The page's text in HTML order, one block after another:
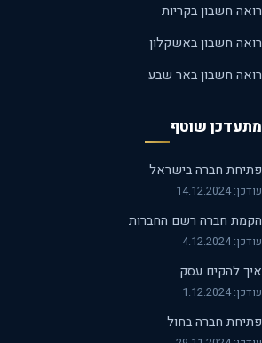
חשבון בקריות
חשבון באשקלון
חשבון באר שבע
שוטף
חברה בישראל
חברה רשם החברות
להקים עסק
חברה בחול